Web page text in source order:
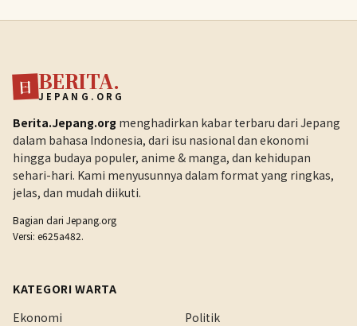
日 BERITA.
JEPANG.ORG
Berita.Jepang.org menghadirkan kabar terbaru dari Jepang
dalam bahasa Indonesia, dari isu nasional dan ekonomi
hingga budaya populer, anime & manga, dan kehidupan
sehari-hari. Kami menyusunnya dalam format yang ringkas,
jelas, dan mudah diikuti.
Bagian dari Jepang.org
Versi: e625a482.
KATEGORI WARTA
Ekonomi
Politik